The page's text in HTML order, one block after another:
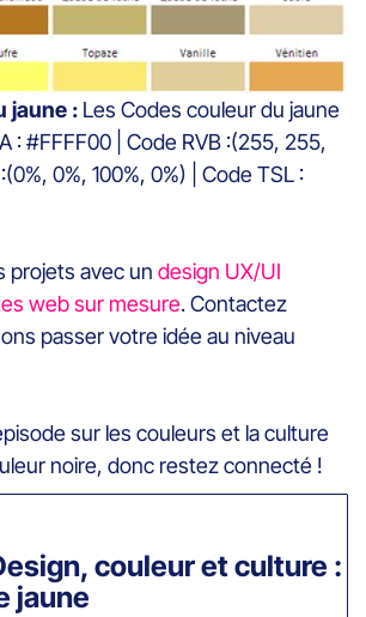
jaune : Les Codes couleur du jaune
: #FFFF00 | Code RVB :(255, 255,
0%, 100%, 0%) | Code TSL :
projets avec un design UX/UI
web sur mesure. Contactez
passer votre idée au niveau
sur les couleurs et la culture
noire, donc restez connecté !
couleur et culture :
jaune